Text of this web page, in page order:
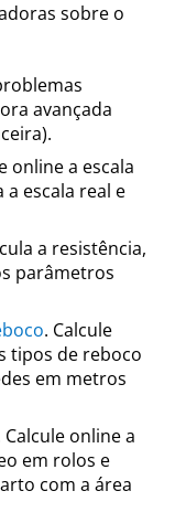
sobre o
avançada
online a escala
escala real e
a resistência,
parâmetros
. Calcule
tipos de reboco
em metros
Calcule online a
em rolos e
com a área